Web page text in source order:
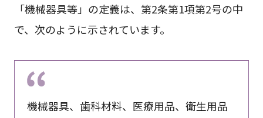
「機械器具等」の定義は、第2条第1項第2号の中
で、次のように示されています。
機械器具、歯科材料、医療用品、衛生用品